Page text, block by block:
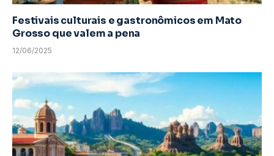
Festivais culturais e gastronômicos em Mato
Grosso que valem a pena
12/06/2025